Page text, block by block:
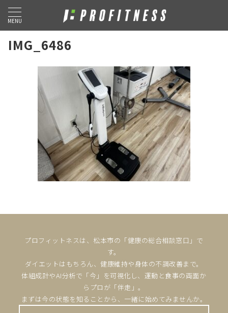
MENU
IMG_6486
プロフィットネスは、松本市の「健康の総合相談窓口」で
す。
ダイエットはもちろん、健康維持や身体の不調改善まで。
体組成計やAI分析で「今」を可視化し、運動と食事の両面か
らプロが「伴走」。
まずは今の状態を知ることから、一緒に始めてみませんか。